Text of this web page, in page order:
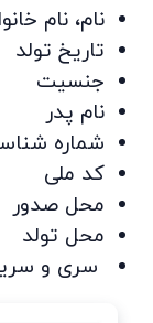
نام، نام
تاریخ تولد
جنسیت
نام پدر
شماره
کد ملی
محل صدور
محل تولد
سری و